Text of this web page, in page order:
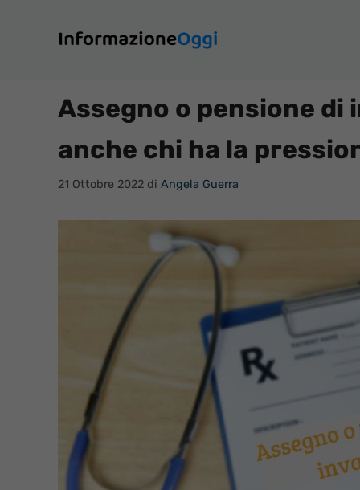
contenuto
Assegno o pensione
anche chi ha la
21 Ottobre 2022 di Angela Guerra